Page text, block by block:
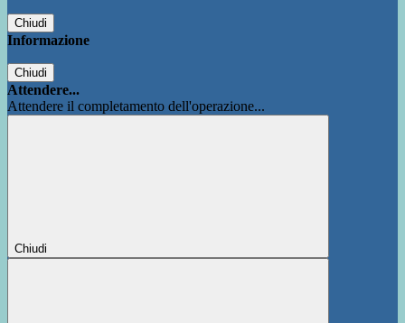
Chiudi
Informazione
Chiudi
Attendere...
Attendere il completamento dell'operazione...
Chiudi